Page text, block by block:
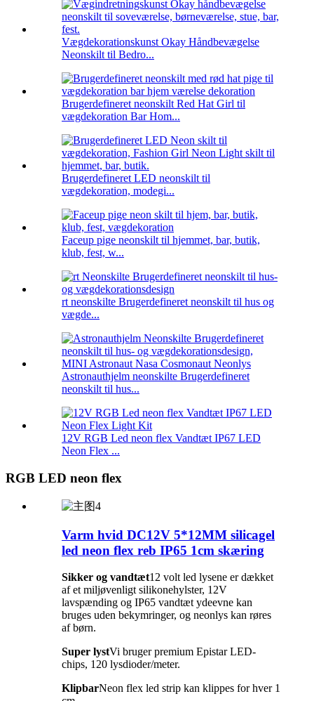
Vægdekorationskunst Okay Håndbevægelse
Neonskilt til Bedro...
Brugerdefineret neonskilt Red Hat Girl til
vægdekoration Bar Hom...
Brugerdefineret LED neonskilt til
vægdekoration, modegi...
Faceup pige neonskilt til hjemmet, bar, butik,
klub, fest, w...
rt neonskilte Brugerdefineret neonskilt til hus og
vægde...
Astronauthjelm neonskilte Brugerdefineret
neonskilt til hus...
12V RGB Led neon flex Vandtæt IP67 LED
Neon Flex ...
RGB LED neon flex
Varm hvid DC12V 5*12MM silicagel
led neon flex reb IP65 1cm skæring
Sikker og vandtæt12 volt led lysene er dækket
af et miljøvenligt silikonehylster, 12V
lavspænding og IP65 vandtæt ydeevne kan
bruges uden bekymringer, og neonlys kan røres
af børn.
Super lystVi bruger premium Epistar LED-
chips, 120 lysdioder/meter.
KlipbarNeon flex led strip kan klippes for hver 1